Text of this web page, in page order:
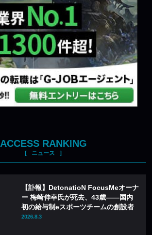
ACCESS RANKING
ニュース
【訃報】DetonatioN FocusMeオーナ
ー 梅崎伸幸氏が死去、43歳——国内
初の給与制eスポーツチームの創設者
2026.8.3